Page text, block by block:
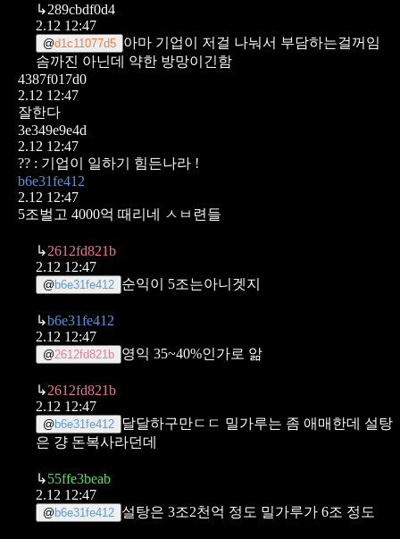
↳289cbdf0d4
2.12 12:47
@d1c11077d5 아마 기업이 저걸 나눠서 부담하는걸꺼임
솜까진 아닌데 약한 방망이긴함
4387f017d0
2.12 12:47
잘한다
3e349e9e4d
2.12 12:47
?? : 기업이 일하기 힘든나라 !
b6e31fe412
2.12 12:47
5조벌고 4000억 때리네 ㅅㅂ련들
↳2612fd821b
2.12 12:47
@ b6e31fe412 순익이 5조는아니겟지
↳b6e31fe412
2.12 12:47
@2612fd821b 영익 35~40%인가로 앎
↳2612fd821b
2.12 12:47
@ b6e31fe412 달달하구만ㄷㄷ 밀가루는 좀 애매한데 설탕
은 걍 돈복사라던데
↳55ffe3beab
2.12 12:47
@ b6e31fe412 설탕은 3조2천억 정도 밀가루가 6조 정도